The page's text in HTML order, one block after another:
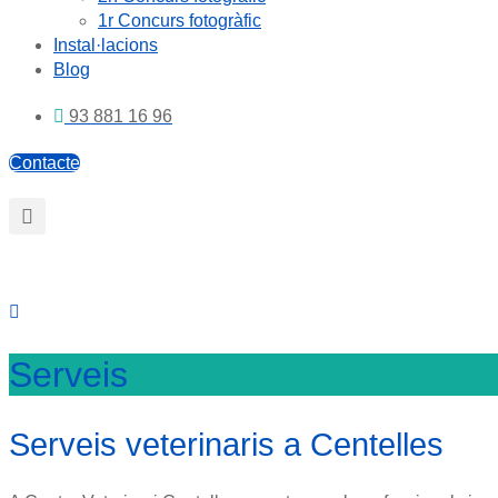
1r Concurs fotogràfic
Instal·lacions
Blog
93 881 16 96
Contacte
Serveis
Serveis veterinaris a Centelles